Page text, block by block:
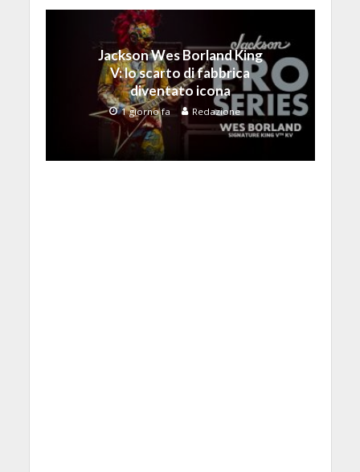
Jackson Wes Borland King
V: lo scarto di fabbrica
diventato icona
1 giorno fa Redazione